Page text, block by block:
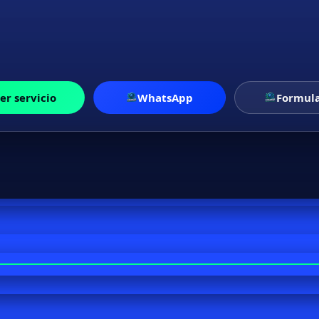
servicio WhatsApp